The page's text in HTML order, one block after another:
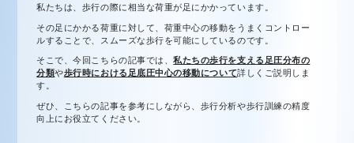
私たちは、歩行の際に相当な荷重が足にかかっています。
その足にかかる荷重に対して、荷重中心の移動をうまくコントロー
ルすることで、スムーズな歩行を可能にしているのです。
そこで、今回こちらの記事では、私たちの歩行を支える足圧分布の
分類や歩行時における足底圧中心の移動について詳しくご説明しま
す。
ぜひ、こちらの記事を参考にしながら、歩行分析や歩行訓練の精度
向上にお役立てください。